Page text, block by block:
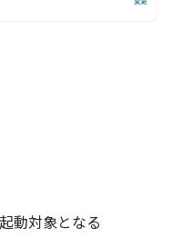
動対象となる